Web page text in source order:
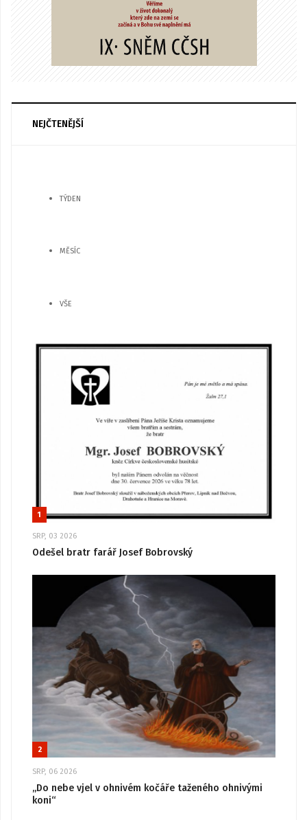
NEJČTENĚJŠÍ
TÝDEN
MĚSÍC
VŠE
1
SRP, 03 2026
Odešel bratr farář Josef Bobrovský
2
SRP, 06 2026
„Do nebe vjel v ohnivém kočáře taženého ohnivými
koni“